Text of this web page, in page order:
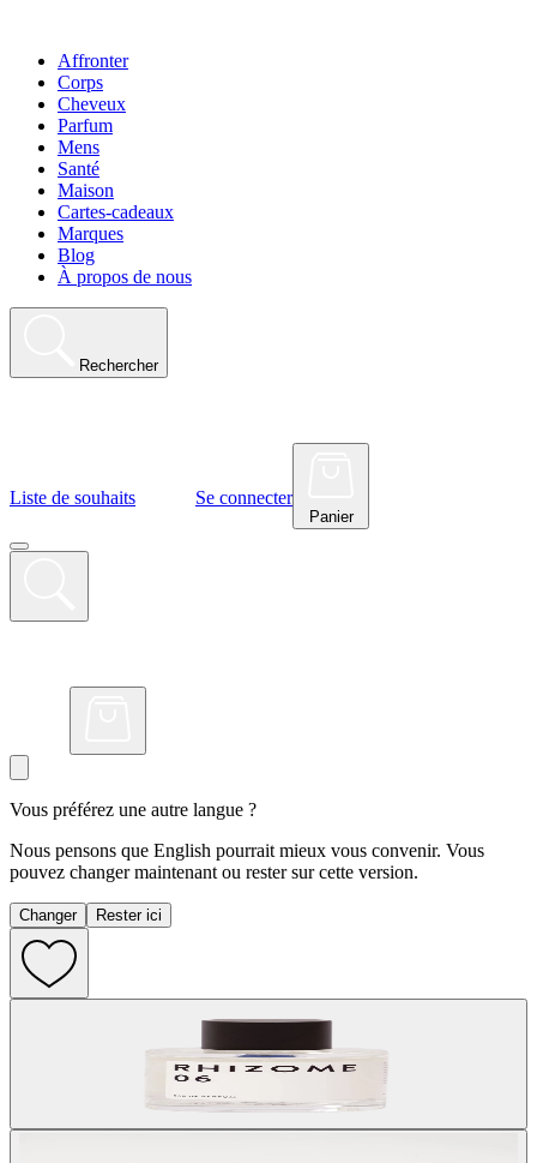
Affronter
Corps
Cheveux
Parfum
Mens
Santé
Maison
Cartes-cadeaux
Marques
Blog
À propos de nous
Rechercher
Liste de souhaits Se connecter
Panier
Vous préférez une autre langue ?
Nous pensons que English pourrait mieux vous convenir. Vous
pouvez changer maintenant ou rester sur cette version.
Changer Rester ici